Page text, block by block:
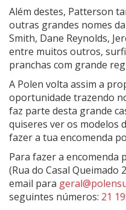
Além destes, Patterson
outras grandes nomes
Smith, Dane Reynolds,
entre muitos outros,
pranchas com grande
A Polen volta assim a
oportunidade trazendo
faz parte desta grande
quiseres ver os modelos
fazer a tua encomenda
Para fazer a encomenda
(Rua do Casal Queimado
email para
seguintes números: 21